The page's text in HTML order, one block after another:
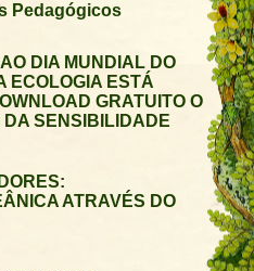
Pedagógicos
DIA MUNDIAL DO
ECOLOGIA ESTÁ
GRATUITO O
SENSIBILIDADE
ATRAVÉS DO